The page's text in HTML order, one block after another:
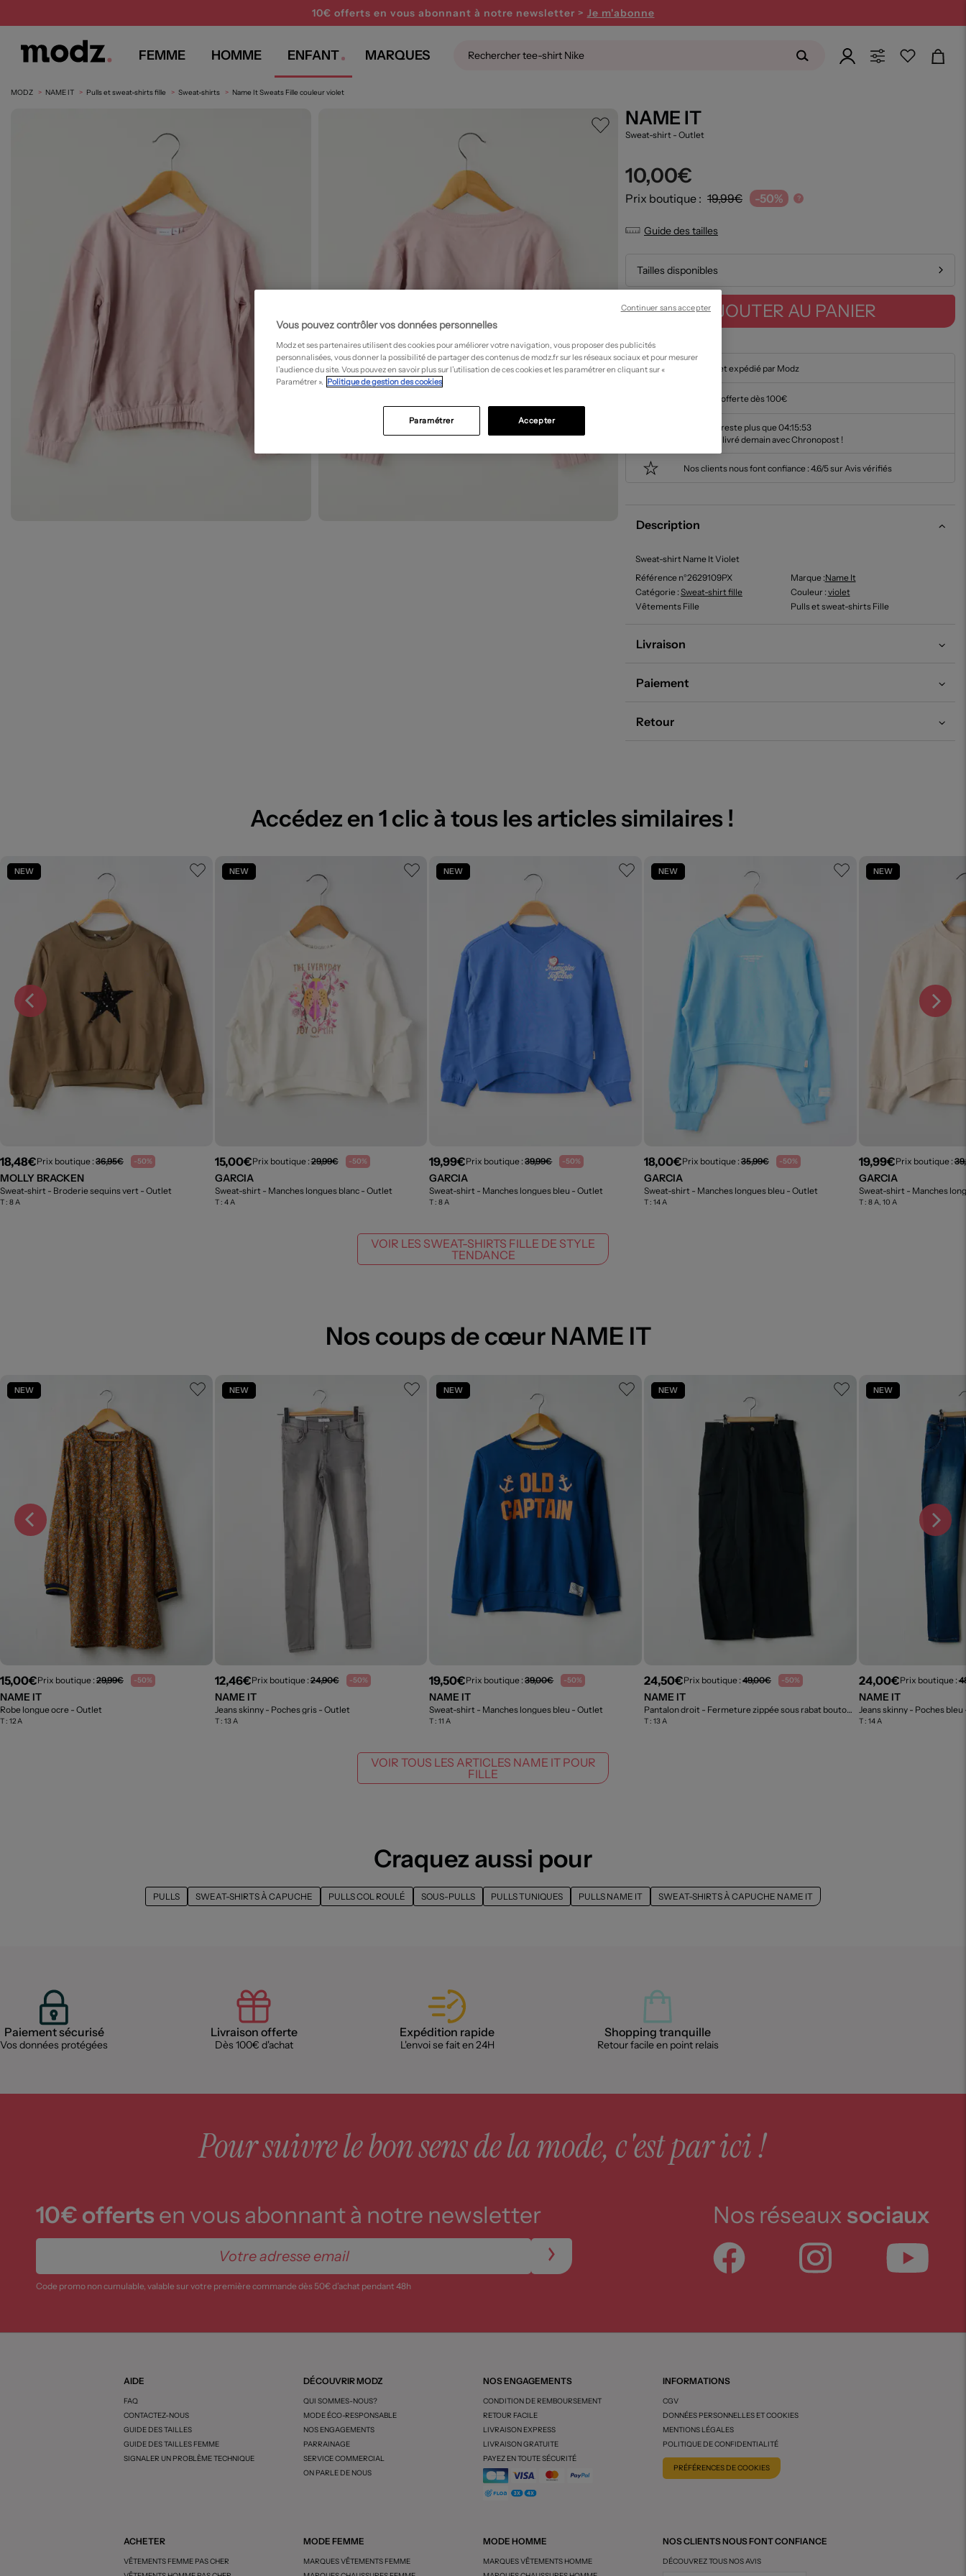
10€ offerts en vous abonnant à notre newsletter > Je m'abonne
FEMME HOMME ENFANT MARQUES
MODZ NAME IT Pulls et sweat-shirts fille Sweat-shirts Name It Sweats Fille couleur violet
NAME IT
Sweat-shirt - Outlet
10,00€
Prix boutique : 19,99€ -50% ?
Guide des tailles
Tailles disponibles
AJOUTER AU PANIER
En stock et expédié par Modz
Livraison offerte dès 100€
Il ne vous reste plus que04:15:52
pour être livré demain avec Chronopost !
Nos clients nous font confiance : 4.6/5 sur Avis vérifiés
Description
Sweat-shirt Name It Violet
Référence n°2629109PX
Marque :Name It
Catégorie : Sweat-shirt fille Couleur : violet
Vêtements Fille
Pulls et sweat-shirts Fille
Livraison
Paiement
Retour
Accédez en 1 clic à tous les articles similaires !
NEW
18,48€Prix boutique : 36,95€ -50%
MOLLY BRACKEN
Sweat-shirt - Broderie sequins vert - Outlet
T : 8 A
NEW
15,00€Prix boutique :29,99€ -50%
GARCIA
Sweat-shirt - Manches longues blanc - Outlet
T : 4 A
NEW
19,99€Prix boutique :39,99€ -50%
GARCIA
Sweat-shirt - Manches longues bleu - Outlet
T :8 A
NEW
18,00€Prix boutique :35,99€ -50%
GARCIA
Sweat-shirt - Manches longues bleu - Outlet
T :14 A
NEW
19,99€Prix boutique :
GARCIA
Sweat-shirt - Manches
T : 8 A, 10 A
VOIR LES SWEAT-SHIRTS FILLE DE STYLE
TENDANCE
Nos coups de cœur NAME IT
NEW
15,00€Prix boutique : 29,99€ -50%
NAME IT
Robe longue ocre - Outlet
T : 12 A
NEW
12,46€Prix boutique :24,90€ -50%
NAME IT
Jeans skinny - Poches gris - Outlet
T : 13 A
NEW
19,50€Prix boutique :39,00€ -50%
NAME IT
Sweat-shirt - Manches longues bleu - Outlet
T :11 A
NEW
24,50€Prix boutique :49,00€ -50%
NAME IT
Pantalon droit - Fermeture zippée sous rabat boutonné noir - Outlet
T :13 A
NEW
24,00€Prix boutique :
NAME IT
Jeans skinny - Poches bleu
T : 14 A
VOIR TOUS LES ARTICLES NAME IT POUR
FILLE
Craquez aussi pour
PULLS SWEAT-SHIRTS À CAPUCHE PULLS COL ROULÉ SOUS-PULLS PULLS TUNIQUES PULLS NAME IT SWEAT-SHIRTS À CAPUCHE NAME IT
Paiement sécurisé
Vos données protégées
Livraison offerte
Dès 100€ d'achat
Expédition rapide
L'envoi se fait en 24H
Shopping tranquille
Retour facile en point relais
Pour suivre le bon sens de la mode, c'est par ici !
10€ offerts en vous abonnant à notre newsletter
Code promo non cumulable, valable sur votre première commande dès 50€ d’achat pendant 48h
Nos réseaux sociaux
AIDE
FAQ
CONTACTEZ-NOUS
GUIDE DES TAILLES
GUIDE DES TAILLES FEMME
SIGNALER UN PROBLÈME TECHNIQUE
DÉCOUVRIR MODZ
QUI SOMMES-NOUS?
MODE ÉCO-RESPONSABLE
NOS ENGAGEMENTS
PARRAINAGE
SERVICE COMMERCIAL
ON PARLE DE NOUS
NOS ENGAGEMENTS
CONDITION DE REMBOURSEMENT
RETOUR FACILE
LIVRAISON EXPRESS
LIVRAISON GRATUITE
PAYEZ EN TOUTE SÉCURITÉ
INFORMATIONS
CGV
DONNÉES PERSONNELLES ET COOKIES
MENTIONS LÉGALES
POLITIQUE DE CONFIDENTIALITÉ
PRÉFÉRENCES DE COOKIES
ACHETER
VÊTEMENTS FEMME PAS CHER
MODE FEMME
MARQUES VÊTEMENTS FEMME
MODE HOMME
MARQUES VÊTEMENTS HOMME
NOS CLIENTS NOUS FONT CONFIANCE
DÉCOUVREZ TOUS NOS AVIS
Vous pouvez contrôler vos données personnelles
Modz et ses partenaires utilisent des cookies pour améliorer votre navigation, vous proposer des publicités
personnalisées, vous donner la possibilité de partager des contenus de modz.fr sur les réseaux sociaux et pour mesurer
l’audience du site. Vous pouvez en savoir plus sur l’utilisation de ces cookies et les paramétrer en cliquant sur «
Paramétrer ». Politique de gestion des cookies
Accepter
Paramétrer
Continuer sans accepter